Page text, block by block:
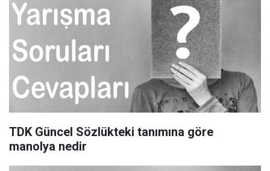
TDK Güncel Sözlükteki tanımına göre
manolya nedir